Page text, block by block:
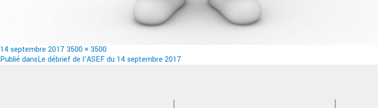
Publié
le
14 septembre 2017 Taille
réelle
3500 × 3500
Navigation
Publié dansLe débrief de l’ASEF du 14 septembre 2017